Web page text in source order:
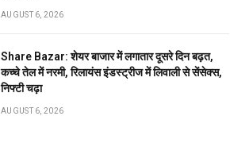
AUGUST 6, 2026
Share Bazar: शेयर बाजार में लगातार दूसरे दिन बढ़त,
कच्चे तेल में नरमी, रिलायंस इंडस्ट्रीज में लिवाली से सेंसेक्स,
निफ्टी चढ़ा
AUGUST 6, 2026